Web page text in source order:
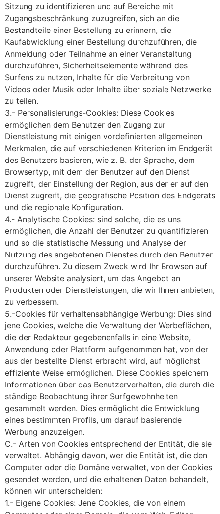
Sitzung zu identifizieren und auf Bereiche mit
Zugangsbeschränkung zuzugreifen, sich an die
Bestandteile einer Bestellung zu erinnern, die
Kaufabwicklung einer Bestellung durchzuführen, die
Anmeldung oder Teilnahme an einer Veranstaltung
durchzuführen, Sicherheitselemente während des
Surfens zu nutzen, Inhalte für die Verbreitung von
Videos oder Musik oder Inhalte über soziale Netzwerke
zu teilen.
3.- Personalisierungs-Cookies: Diese Cookies
ermöglichen dem Benutzer den Zugang zur
Dienstleistung mit einigen vordefinierten allgemeinen
Merkmalen, die auf verschiedenen Kriterien im Endgerät
des Benutzers basieren, wie z. B. der Sprache, dem
Browsertyp, mit dem der Benutzer auf den Dienst
zugreift, der Einstellung der Region, aus der er auf den
Dienst zugreift, die geografische Position des Endgeräts
und die regionale Konfiguration.
4.- Analytische Cookies: sind solche, die es uns
ermöglichen, die Anzahl der Benutzer zu quantifizieren
und so die statistische Messung und Analyse der
Nutzung des angebotenen Dienstes durch den Benutzer
durchzuführen. Zu diesem Zweck wird Ihr Browsen auf
unserer Website analysiert, um das Angebot an
Produkten oder Dienstleistungen, die wir Ihnen anbieten,
zu verbessern.
5.-Cookies für verhaltensabhängige Werbung: Dies sind
jene Cookies, welche die Verwaltung der Werbeflächen,
die der Redakteur gegebenenfalls in eine Website,
Anwendung oder Plattform aufgenommen hat, von der
aus der bestellte Dienst erbracht wird, auf möglichst
effiziente Weise ermöglichen. Diese Cookies speichern
Informationen über das Benutzerverhalten, die durch die
ständige Beobachtung ihrer Surfgewohnheiten
gesammelt werden. Dies ermöglicht die Entwicklung
eines bestimmten Profils, um darauf basierende
Werbung anzuzeigen.
C.- Arten von Cookies entsprechend der Entität, die sie
verwaltet. Abhängig davon, wer die Entität ist, die den
Computer oder die Domäne verwaltet, von der Cookies
gesendet werden, und die erhaltenen Daten behandelt,
können wir unterscheiden:
1.- Eigene Cookies: Jene Cookies, die von einem